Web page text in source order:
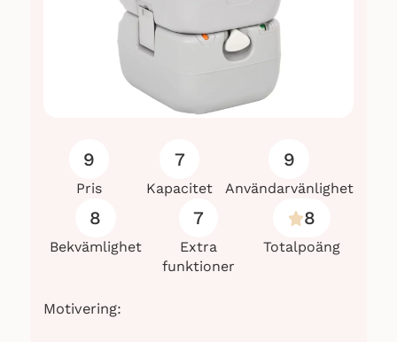
9
Pris
7
Kapacitet
9
Användarvänlighet
8
Bekvämlighet
7
Extra
funktioner
8
Totalpoäng
Motivering: